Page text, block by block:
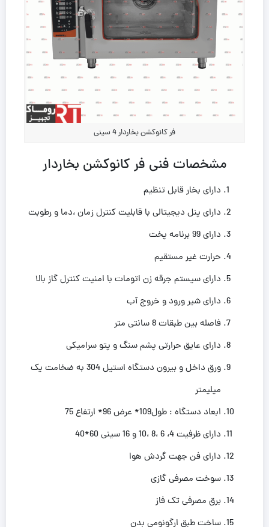
فر کانوکشن بخاردار 4 سینی
مشخصات فنی فر کانوکشن بخاردار
دارای بخار قابل تنظیم
دارای پنل دیجیتالی با قابلیت کنترل زمان ،دما و رطوبت
دارای 99 برنامه پخت
حرارت غیر مستقیم
دارای سیستم جرقه زن اتومات با امنیت کنترل گاز بالا
دارای شیر ورود و خروج آب
فاصله بین طبقات 8 سانتی متر
دارای عایق حرارتی پشم سنگ و پتو سرامیکی
ورق داخل و بیرون دستگاه استیل 304 به ضخامت یک
میلیمتر
ابعاد دستگاه : طول109* عرض 96* ارتفاع 75
دارای ظرفیت 4، 6 ،8 ،10 و 16 سینی 60*40
دارای فن جهت گردش هوا
سوخت مصرفی گازی
برق مصرفی تک فاز
ساخت طبق ارگونومی بدن